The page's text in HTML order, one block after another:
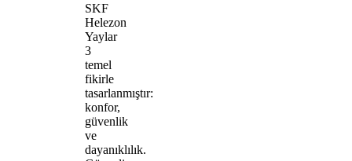
SKF
Helezon
Yaylar
3
temel
fikirle
tasarlanmıştır:
konfor,
güvenlik
ve
dayanıklılık.